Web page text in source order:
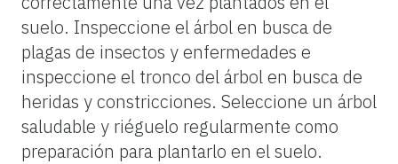
suelo. Inspeccione el árbol en busca de
plagas de insectos y enfermedades e
inspeccione el tronco del árbol en busca de
heridas y constricciones. Seleccione un árbol
saludable y riéguelo regularmente como
preparación para plantarlo en el suelo.